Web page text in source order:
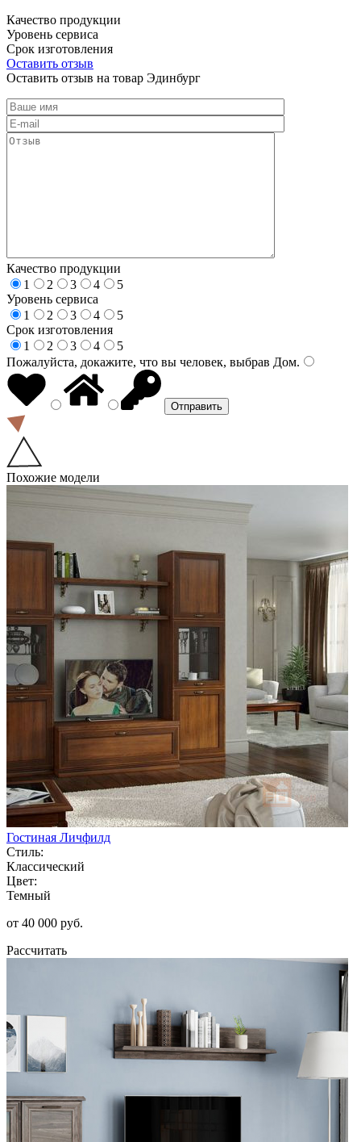
Качество продукции
Уровень сервиса
Срок изготовления
Оставить отзыв
Оставить отзыв на товар Эдинбург
Качество продукции
1
2 3 4
5
Уровень сервиса
1
2 3 4
5
Срок изготовления
1
2 3 4
5
Пожалуйста, докажите, что вы человек, выбрав Дом.
Похожие модели
Гостиная Личфилд
Стиль:
Классический
Цвет:
Темный
от 40 000 руб.
Рассчитать